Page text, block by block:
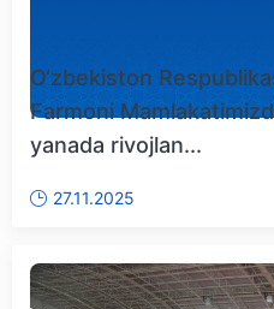
O‘zbekiston
Farmoni
yanada rivojlan...
27.11.2025